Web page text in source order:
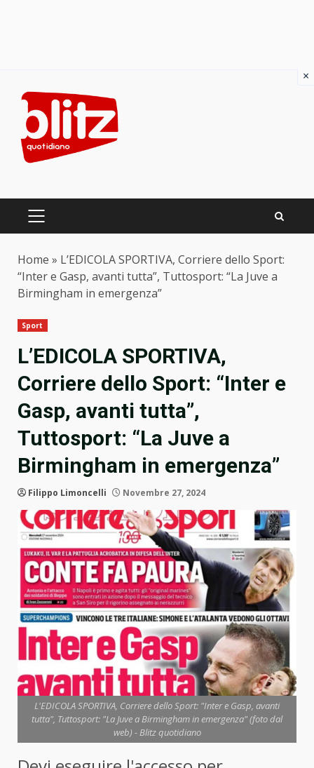
content
PRIMARY
Home » L’EDICOLA SPORTIVA, Corriere dello Sport:
“Inter e Gasp, avanti tutta”, Tuttosport: “La Juve a
Birmingham in emergenza”
Sport
L’EDICOLA SPORTIVA,
Corriere dello Sport: “Inter e
Gasp, avanti tutta”,
Tuttosport: “La Juve a
Birmingham in emergenza”
Filippo Limoncelli Novembre 27, 2024
L'EDICOLA SPORTIVA, Corriere dello Sport: "Inter e Gasp, avanti
tutta", Tuttosport: "La Juve a Birmingham in emergenza" (foto dal
web) - Blitz quotidiano
×